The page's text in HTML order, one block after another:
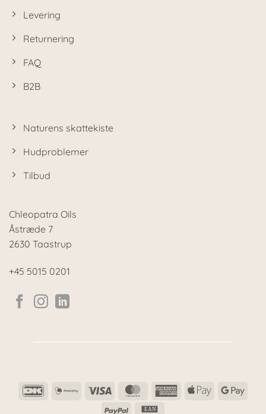
Levering
Returnering
FAQ
B2B
Naturens skattekiste
Hudproblemer
Tilbud
Chleopatra Oils
Åstræde 7
2630 Taastrup
+45 5015 0201
DanKortMobilePayVisa MasterCardAmericanApple
PayPal
EAN